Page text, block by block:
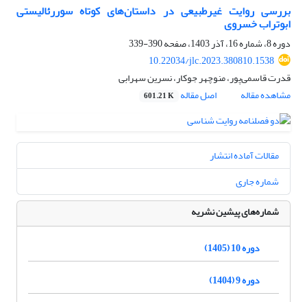
بررسی روایت غیرطبیعی در داستان‌های کوتاه سوررئالیستی
ابوتراب خسروی
دوره 8، شماره 16، آذر 1403، صفحه
390-339
10.22034/jlc.2023.380810.1538
قدرت قاسمی‌پور، منوچهر جوکار، نسرین سهرابی
مشاهده مقاله
اصل مقاله 601.21 K
مقالات آماده انتشار
شماره جاری
شماره‌های پیشین نشریه
دوره 10 (1405)
دوره 9 (1404)